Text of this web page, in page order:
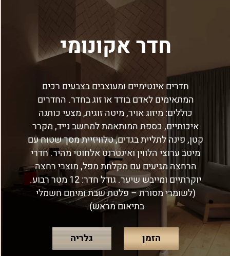
חדר אקונומי
חדרים אינטימיים ומעוצבים בצבעים רכים
המתאימים לאדם בודד או זוג בחדר. החדרים
כוללים: מיזוג אויר, מיטה זוגית, מצעי כותנה
איכותיים, כספת המותאמת למחשב נייד, מקרר
קטן, פינה לתליית בגדים, טלוויזיית מסך שטוח עם
מיטב ערוצי הלווין ואינטרנט אלחוטי מהיר. חדרי
הרחצה מגיעים עם מקלחת מפל, מוצרי רחצה
יוקרתיים ומייבש שיער. גודל חדר: 12 מטר רבוע.
(לשומרי מסורת – פלטת שבת ומיחם חשמלי
בתיאום מראש).
הזמן גלריה